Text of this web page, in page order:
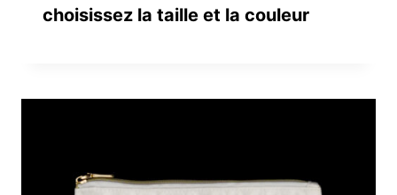
choisissez la taille et la couleur